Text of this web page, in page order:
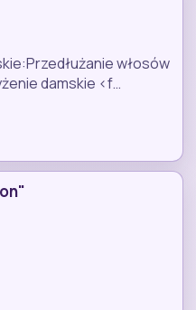
włosów
damskie <f…